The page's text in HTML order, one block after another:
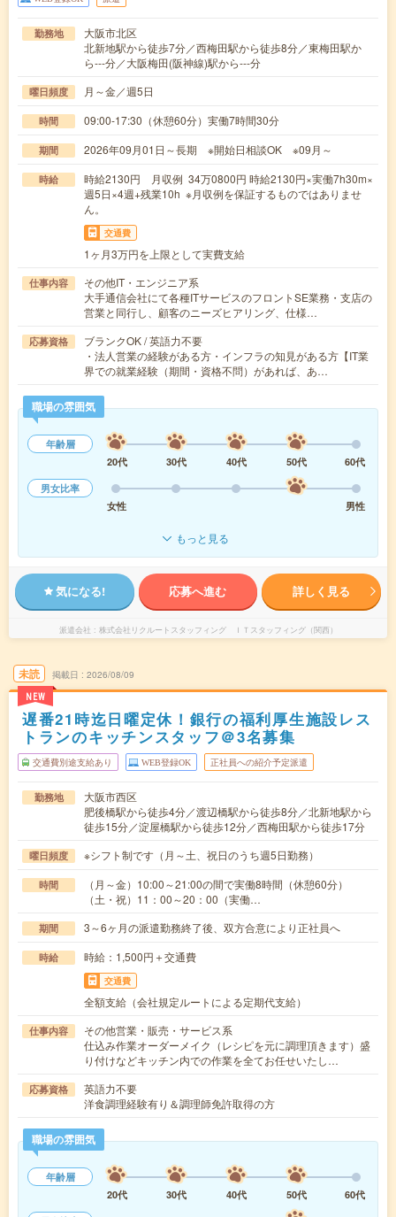
勤務地
大阪市北区
北新地駅から徒歩7分／西梅田駅から徒歩8分／東梅田駅か
ら---分／大阪梅田(阪神線)駅から---分
曜日頻度 月～金／週5日
時間 09:00-17:30（休憩60分）実働7時間30分
期間 2026年09月01日～長期 ※開始日相談OK ※09月～
時給
時給2130円 月収例 34万0800円 時給2130円×実働7h30m×
週5日×4週+残業10h ※月収例を保証するものではありませ
ん。
交通費
1ヶ月3万円を上限として実費支給
仕事内容
その他IT・エンジニア系
大手通信会社にて各種ITサービスのフロントSE業務・支店の
営業と同行し、顧客のニーズヒアリング、仕様…
応募資格
ブランクOK / 英語力不要
・法人営業の経験がある方・インフラの知見がある方【IT業
界での就業経験（期間・資格不問）があれば、あ…
職場の雰囲気
年齢層
20代
30代 40代 50代
60代
男女比率
女性
男性
もっと見る
気になる! 応募へ進む 詳しく見る
派遣会社 株式会社リクルートスタッフィング ＩＴスタッフィング（関西）
未読
NEW
掲載日 2026/08/09
遅番21時迄日曜定休！銀行の福利厚生施設レス
トランのキッチンスタッフ＠3名募集
交通費別途支給あり WEB登録OK 正社員への紹介予定派遣
勤務地
大阪市西区
肥後橋駅から徒歩4分／渡辺橋駅から徒歩8分／北新地駅から
徒歩15分／淀屋橋駅から徒歩12分／西梅田駅から徒歩17分
曜日頻度 ※シフト制です（月～土、祝日のうち週5日勤務）
時間
（月～金）10:00～21:00の間で実働8時間（休憩60分）
（土・祝）11：00～20：00（実働…
期間 3～6ヶ月の派遣勤務終了後、双方合意により正社員へ
時給 時給：1,500円＋交通費
交通費
全額支給（会社規定ルートによる定期代支給）
仕事内容
その他営業・販売・サービス系
仕込み作業オーダーメイク（レシピを元に調理頂きます）盛
り付けなどキッチン内での作業を全てお任せいたし…
応募資格
英語力不要
洋食調理経験有り＆調理師免許取得の方
職場の雰囲気
年齢層
20代
30代 40代 50代
60代